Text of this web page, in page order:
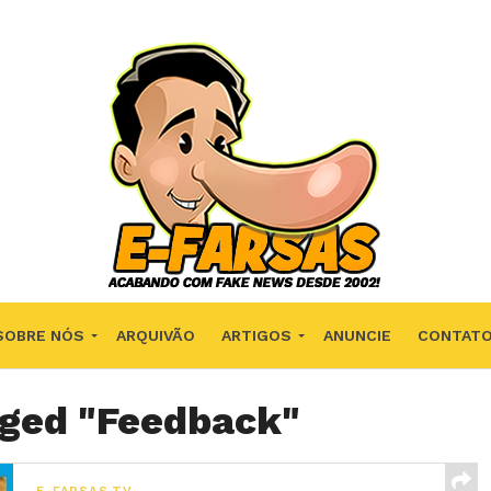
NÓS ARQUIVÃO ARTIGOS ANUNCIE CONTATO
"Feedback"